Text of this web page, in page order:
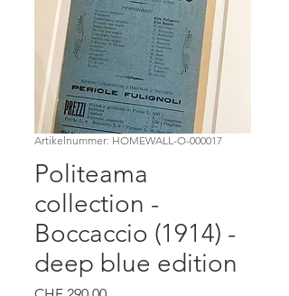
Artikelnummer: HOMEWALL-O-000017
Politeama
collection -
Boccaccio (1914) -
deep blue edition